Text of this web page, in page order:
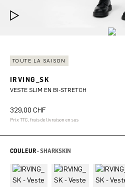
TOUTE LA SAISON
IRVING_SK
VESTE SLIM EN BI-STRETCH
329,00 CHF
Prix TTC, frais de livraison en sus
COULEUR -SHARKSKIN